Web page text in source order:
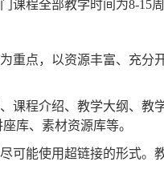
课程全部教学时间为
重点，以资源丰富、充分
课程介绍、教学大纲、教
座库、素材资源库等。
可能使用超链接的形式。